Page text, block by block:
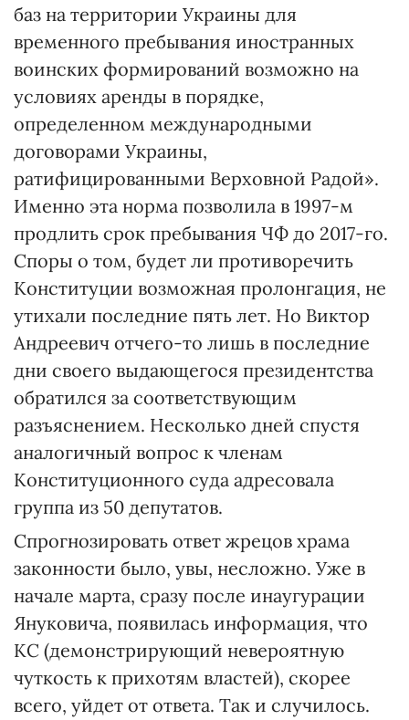
баз на территории Украины для
временного пребывания иностранных
воинских формирований возможно на
условиях аренды в порядке,
определенном международными
договорами Украины,
ратифицированными Верховной Радой».
Именно эта норма позволила в 1997-м
продлить срок пребывания ЧФ до 2017-го.
Споры о том, будет ли противоречить
Конституции возможная пролонгация, не
утихали последние пять лет. Но Виктор
Андреевич отчего-то лишь в последние
дни своего выдающегося президентства
обратился за соответствующим
разъяснением. Несколько дней спустя
аналогичный вопрос к членам
Конституционного суда адресовала
группа из 50 депутатов.
Спрогнозировать ответ жрецов храма
законности было, увы, несложно. Уже в
начале марта, сразу после инаугурации
Януковича, появилась информация, что
КС (демонстрирующий невероятную
чуткость к прихотям властей), скорее
всего, уйдет от ответа. Так и случилось.